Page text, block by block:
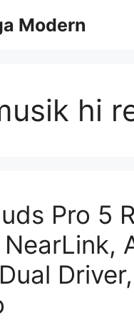
Modern
hi
Pro 5